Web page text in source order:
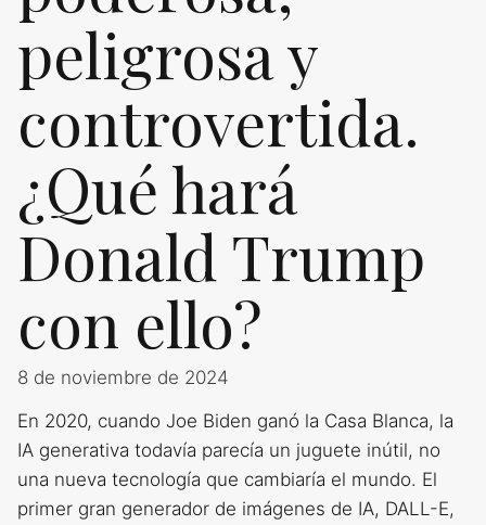
peligrosa y
controvertida.
¿Qué hará
Donald Trump
con ello?
8 de noviembre de 2024
En 2020, cuando Joe Biden ganó la Casa Blanca, la
IA generativa todavía parecía un juguete inútil, no
una nueva tecnología que cambiaría el mundo. El
primer gran generador de imágenes de IA, DALL-E,